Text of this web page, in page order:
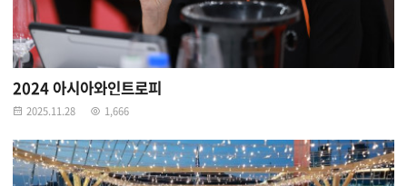
2024 아시아와인트로피
2025.11.28 1,666